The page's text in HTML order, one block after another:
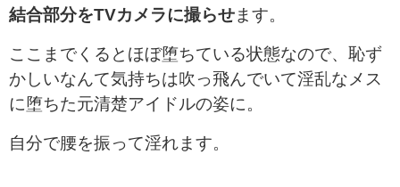
結合部分をTVカメラに撮らせ ます。
ここまでくるとほぼ堕ちている状態なので、恥ず
かしいなんて気持ちは吹っ飛んでいて淫乱なメス
に堕ちた元清楚アイドルの姿に。
自分で腰を振って淫れます。